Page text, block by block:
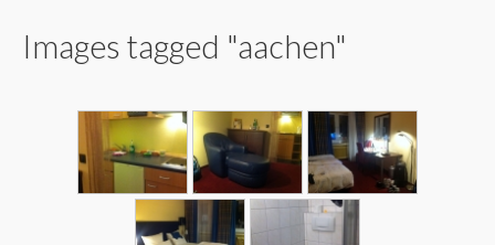
Images tagged "aachen"